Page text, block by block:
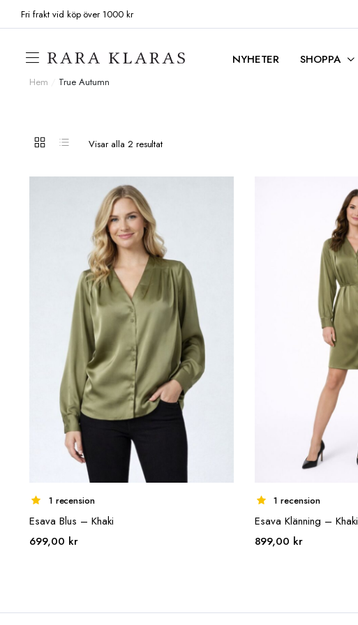
Fri frakt vid köp över 1000 kr
NYHETER SHOPPA
Hem True Autumn
Visar alla 2 resultat
1 recension
Esava Blus – Khaki
699,00 kr
1 recension
Esava Klänning – Khaki
899,00 kr